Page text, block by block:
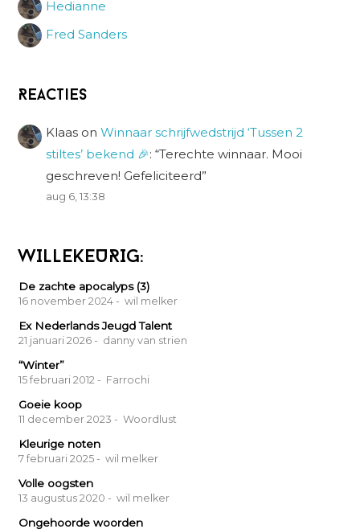
Hedianne
Fred Sanders
Reacties
Klaas onWinnaar schrijfwedstrijd ‘Tussen 2
stiltes’ bekend 🎉: “Terechte winnaar. Mooi
geschreven! Gefeliciteerd”
aug 6, 13:38
WILLEKEURIG:
De zachte apocalyps (3)
16 november 2024 - wil melker
Ex Nederlands Jeugd Talent
21 januari 2026 - danny van strien
“Winter”
15 februari 2012 - Farrochi
Goeie koop
11 december 2023 - Woordlust
Kleurige noten
7 februari 2025 - wil melker
Volle oogsten
13 augustus 2020 - wil melker
Ongehoorde woorden